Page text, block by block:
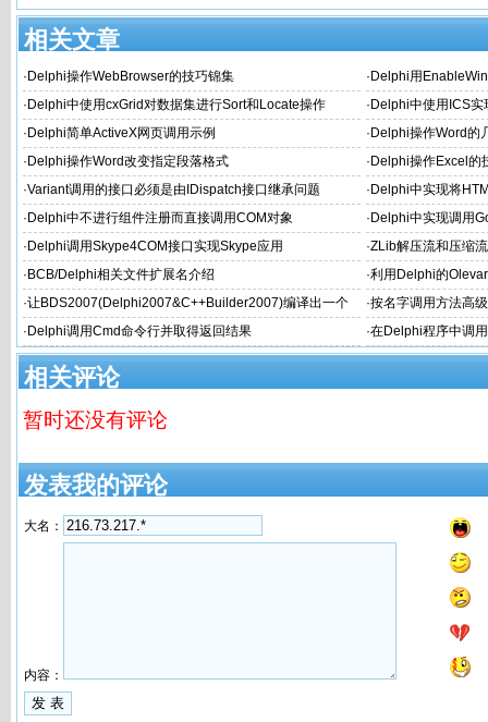
相关文章
· Delphi操作WebBrowser的技巧锦集 · Delphi用
选择变灰
· Delphi中使用cxGrid对数据集进行Sort和Locate操作 · Delphi中使用ICS
· Delphi简单ActiveX网页调用示例 · Delphi操作Word的
· Delphi操作Word改变指定段落格式 · Delphi操作Excel的
·Variant调用的接口必须是由IDispatch接口继承问题 · Delphi中实现将
· Delphi中不进行组件注册而直接调用COM对象 · Delphi中实现调用
· Delphi调用Skype4COM接口实现Skype应用 ·ZLib解压流和压缩流
· BCB/Delphi相关文件扩展名介绍 ·利用Delphi的
·让BDS2007(Delphi2007&C++Builder2007)编译出一个
个性的文件名
·按名字调用方法高
· Delphi调用Cmd命令行并取得返回结果 ·在Delphi程序中调
相关评论
暂时还没有评论
发表我的评论
大名：
内容：